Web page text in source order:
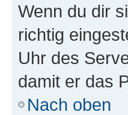
Wenn du dir
richtig
Uhr des
damit er das
Nach oben